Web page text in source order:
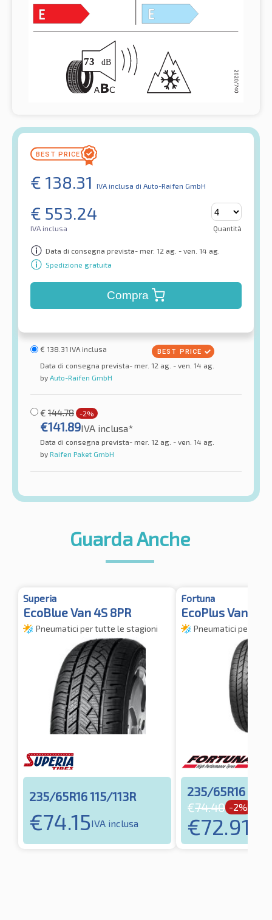
€ 138.31 IVA inclusa di Auto-Raifen GmbH
€ 553.24
IVA inclusa Quantità
Data di consegna prevista- mer. 12 ag. - ven. 14 ag.
Spedizione gratuita
Compra
€ 138.31 IVA inclusa
Data di consegna prevista- mer. 12 ag. - ven. 14 ag.
by Auto-Raifen GmbH
€ 144.78 -2%
€141.89IVA inclusa*
Data di consegna prevista- mer. 12 ag. - ven. 14 ag.
by Raifen Paket GmbH
Guarda Anche
Superia
EcoBlue Van 4S 8PR
Pneumatici per tutte le stagioni
235/65R16 115/113R
€74.15IVA inclusa
Fortuna
EcoPlus Van 4S
Pneumatici per
235/65R16 115/
€74.40 -2%
€72.91